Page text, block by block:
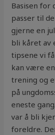
Basisen for
passer til
gjerne en
bli kåret av
tipsene vi
kan være
trening og
på
eneste
var å bli
foreldre.